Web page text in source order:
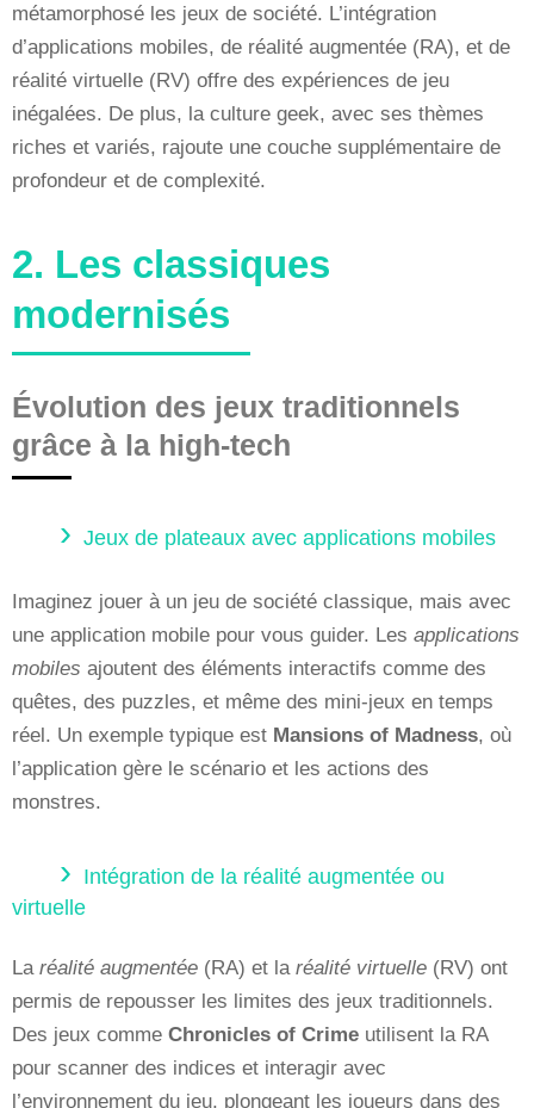
métamorphosé les jeux de société. L’intégration
d’applications mobiles, de réalité augmentée (RA), et de
réalité virtuelle (RV) offre des expériences de jeu
inégalées. De plus, la culture geek, avec ses thèmes
riches et variés, rajoute une couche supplémentaire de
profondeur et de complexité.
2. Les classiques
modernisés
Évolution des jeux traditionnels
grâce à la high-tech
Jeux de plateaux avec applications mobiles
Imaginez jouer à un jeu de société classique, mais avec
une application mobile pour vous guider. Les applications
mobiles ajoutent des éléments interactifs comme des
quêtes, des puzzles, et même des mini-jeux en temps
réel. Un exemple typique est Mansions of Madness, où
l’application gère le scénario et les actions des
monstres.
Intégration de la réalité augmentée ou
virtuelle
La réalité augmentée (RA) et la réalité virtuelle (RV) ont
permis de repousser les limites des jeux traditionnels.
Des jeux comme Chronicles of Crime utilisent la RA
pour scanner des indices et interagir avec
l’environnement du jeu, plongeant les joueurs dans des